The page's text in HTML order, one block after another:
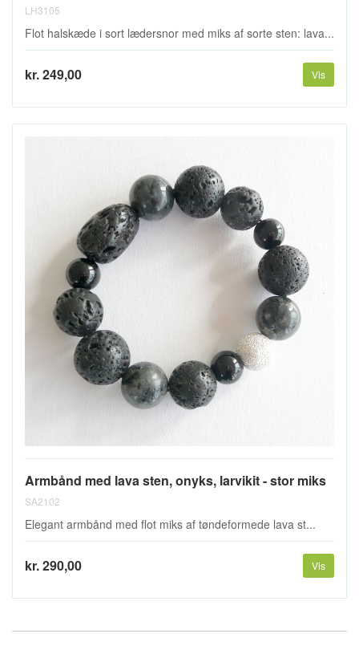
LH3105
Flot halskæde i sort lædersnor med miks af sorte sten: lava...
kr. 249,00 Vis
Armbånd med lava sten, onyks, larvikit - stor miks
SA2102
Elegant armbånd med flot miks af tøndeformede lava st...
kr. 290,00 Vis